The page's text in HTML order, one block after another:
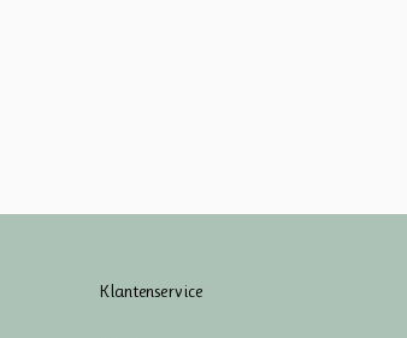
Klantenservice